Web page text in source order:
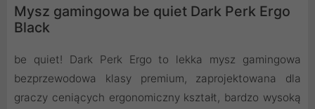
Mysz gamingowa be quiet Dark Perk Ergo
Black
be quiet! Dark Perk Ergo to lekka mysz gamingowa
bezprzewodowa klasy premium, zaprojektowana dla
graczy ceniących ergonomiczny kształt, bardzo wysoką